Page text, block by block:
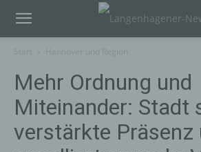
Mehr Ordnung und
Miteinander: Stadt
verstärkte Präsenz